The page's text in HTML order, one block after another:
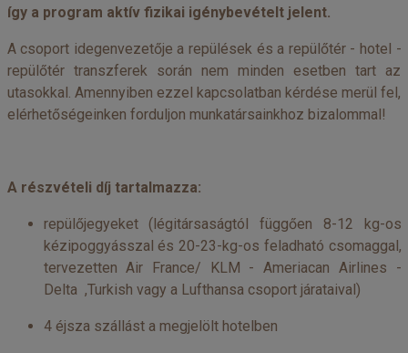
így a program aktív fizikai igénybevételt jelent.
A csoport idegenvezetője a repülések és a repülőtér - hotel -
repülőtér transzferek során nem minden esetben tart az
utasokkal. Amennyiben ezzel kapcsolatban kérdése merül fel,
elérhetőségeinken forduljon munkatársainkhoz bizalommal!
A részvételi díj tartalmazza:
repülőjegyeket (légitársaságtól függően 8-12 kg-os
kézipoggyásszal és 20-23-kg-os feladható csomaggal,
tervezettenAir France/ KLM -Ameriacan Airlines -
Delta ,Turkish vagy a Lufthansa csoport járataival)
4 éjsza szállást a megjelölt hotelben